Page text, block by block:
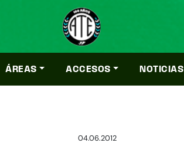
ÁREAS ACCESOS NOTICIAS
04.06.2012